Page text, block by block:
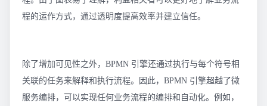
程的运作方式，通过透明度提高效率并建立信任。
除了增加可见性之外，BPMN 引擎还通过执行与每个符号相
关联的任务来解释和执行流程。因此，BPMN 引擎超越了微
服务编排，可以实现任何业务流程的编排和自动化。例如，